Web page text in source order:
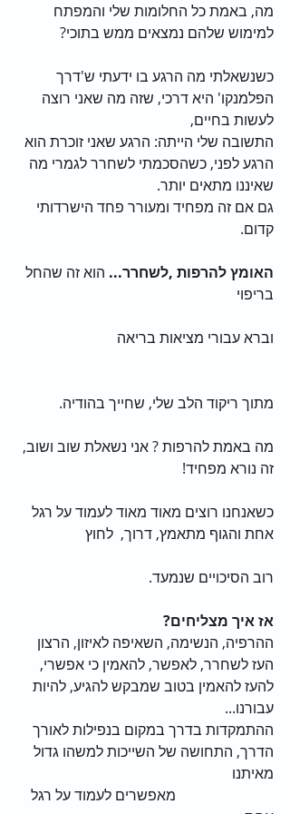
מה, באמת כל החלומות שלי והמפתח
למימוש שלהם נמצאים ממש בתוכי?
כשנשאלתי מה הרגע בו ידעתי ש'דרך
הפלמנקו' היא דרכי, שזה מה שאני רוצה
לעשות בחיים,
התשובה שלי הייתה: הרגע שאני זוכרת הוא
הרגע לפני, כשהסכמתי לשחרר לגמרי מה
שאיננו מתאים יותר.
גם אם זה מפחיד ומעורר פחד הישרדותי
קדום.
האומץ להרפות ,לשחרר... הוא זה שהחל
בריפוי
וברא עבורי מציאות בריאה
מתוך ריקוד הלב שלי, שחייך בהודיה.
מה באמת להרפות ? אני נשאלת שוב ושוב,
זה נורא מפחיד!
כשאנחנו רוצים מאוד מאוד לעמוד על רגל
אחת והגוף מתאמץ, דרוך,  לחוץ
רוב הסיכויים שנמעד.
אז איך מצליחים?
ההרפיה, הנשימה, השאיפה לאיזון, הרצון
העז לשחרר, לאפשר, להאמין כי אפשרי,
להעז להאמין בטוב שמבקש להגיע, להיות
עבורנו...
ההתמקדות בדרך במקום בנפילות לאורך
הדרך, התחושה של השייכות למשהו גדול
מאיתנו
                           מאפשרים לעמוד על רגל